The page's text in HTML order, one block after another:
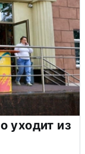
уходит из